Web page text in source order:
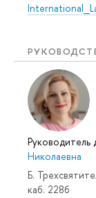
Руководитель
Николаевна
Б.
каб. 228б